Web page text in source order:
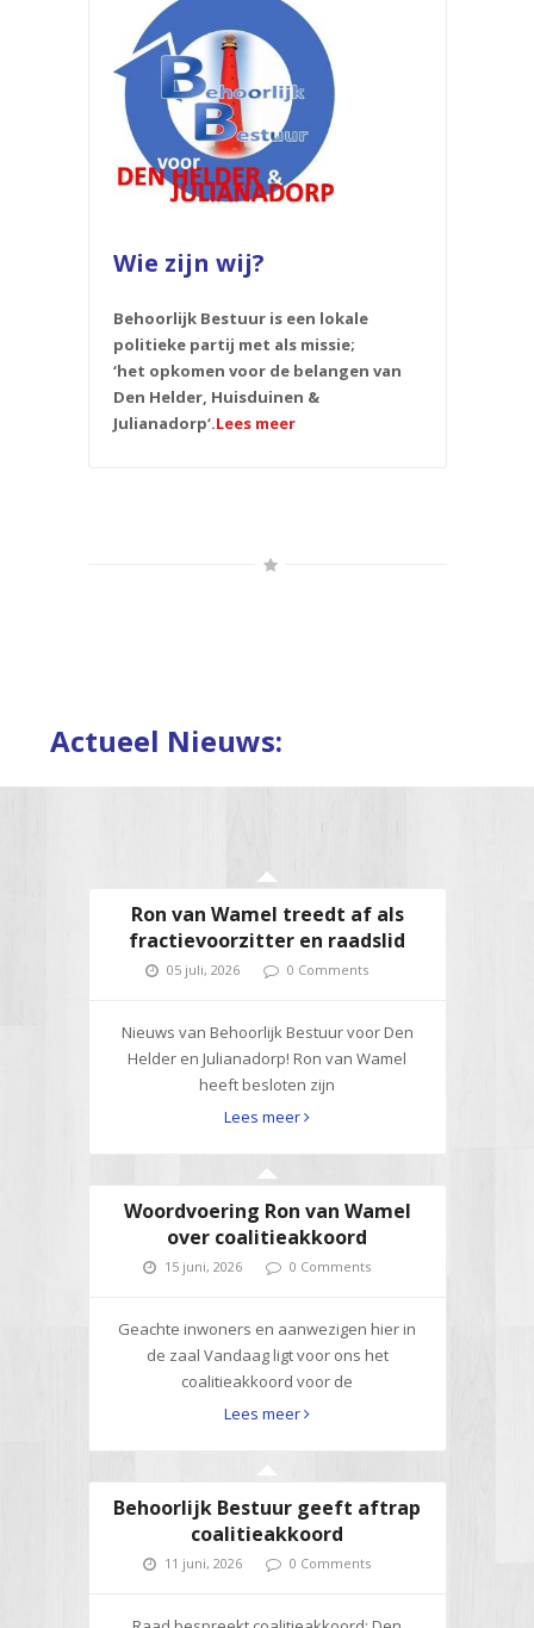
Wie zijn wij?
Behoorlijk Bestuur is een lokale
politieke partij met als missie;
‘het opkomen voor de belangen van
Den Helder, Huisduinen &
Julianadorp‘.Lees meer
Actueel Nieuws:
Ron van Wamel treedt af als
fractievoorzitter en raadslid
05 juli, 2026 0 Comments
Nieuws van Behoorlijk Bestuur voor Den
Helder en Julianadorp! Ron van Wamel
heeft besloten zijn
Lees meer
Woordvoering Ron van Wamel
over coalitieakkoord
15 juni, 2026 0 Comments
Geachte inwoners en aanwezigen hier in
de zaal Vandaag ligt voor ons het
coalitieakkoord voor de
Lees meer
Behoorlijk Bestuur geeft aftrap
coalitieakkoord
11 juni, 2026 0 Comments